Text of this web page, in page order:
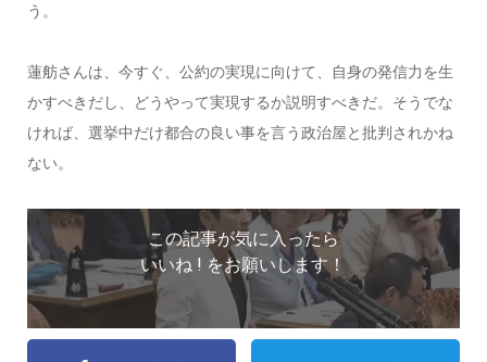
う。
蓮舫さんは、今すぐ、公約の実現に向けて、自身の発信力を生
かすべきだし、どうやって実現するか説明すべきだ。そうでな
ければ、選挙中だけ都合の良い事を言う政治屋と批判されかね
ない。
この記事が気に入ったら
いいね ! をお願いします！